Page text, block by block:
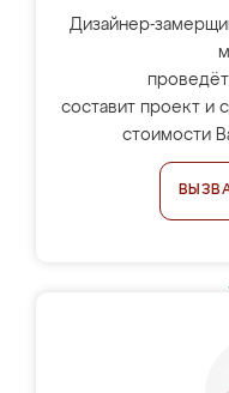
Дизайнер-
составит проект и
стоимости